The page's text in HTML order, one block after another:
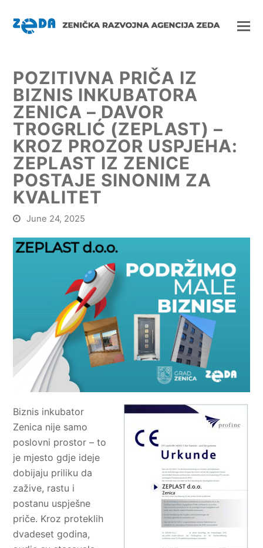
POZITIVNA PRIČA IZ
BIZNIS INKUBATORA
ZENICA – DAVOR
TROGRLIĆ (ZEPLAST) –
KROZ PROZOR USPJEHA:
ZEPLAST IZ ZENICE
POSTAJE SINONIM ZA
KVALITET
June 24, 2025
Biznis inkubator
Zenica nije samo
poslovni prostor – to
je mjesto gdje ideje
dobijaju priliku da
zažive, rastu i
postanu uspješne
priče. Kroz proteklih
dvadeset godina,